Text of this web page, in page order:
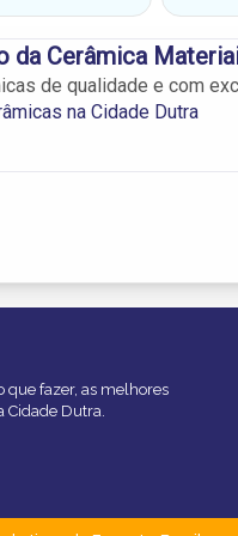
da Cerâmica
de qualidade e com
na Cidade Dutra
que fazer, as melhores
Dutra.